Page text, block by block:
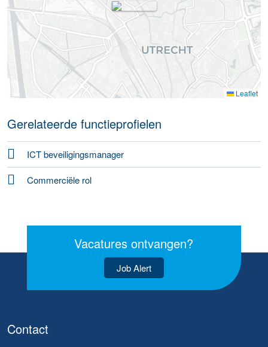
Leaflet
Gerelateerde functieprofielen
ICT beveiligingsmanager
Commerciële rol
Vacatures ontvangen?
Job Alert
Contact